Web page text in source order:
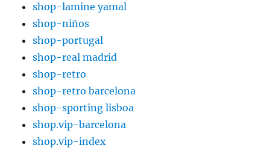
shop-lamine yamal
shop-niños
shop-portugal
shop-real madrid
shop-retro
shop-retro barcelona
shop-sporting lisboa
shop.vip-barcelona
shop.vip-index